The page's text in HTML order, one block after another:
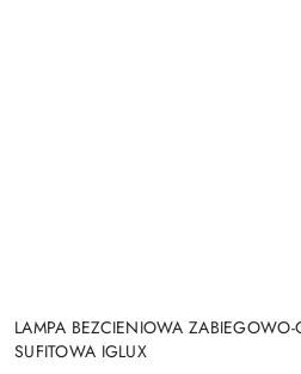
LAMPA BEZCIENIOWA ZABIEGOWO-
SUFITOWA IGLUX